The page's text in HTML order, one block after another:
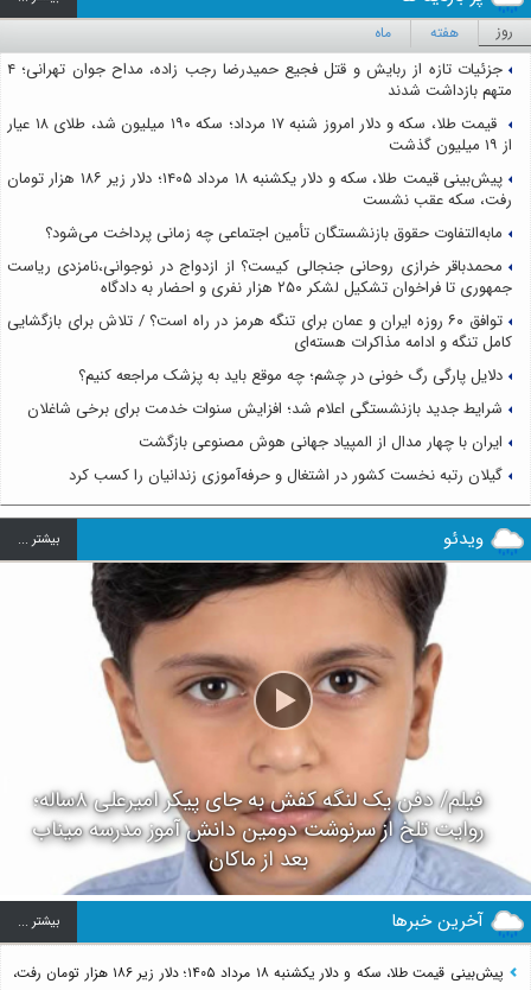
روز هفته ماه
جزئیات تازه از ربایش و قتل فجیع حمیدرضا رجب زاده، مداح جوان تهرانی؛ ۴
متهم بازداشت شدند
قیمت طلا، سکه و دلار امروز شنبه ۱۷ مرداد؛ سکه ۱۹۰ میلیون شد، طلای ۱۸ عیار
از ۱۹ میلیون گذشت
پیش‌بینی قیمت طلا، سکه و دلار یکشنبه ۱۸ مرداد ۱۴۰۵؛ دلار زیر ۱۸۶ هزار تومان
رفت، سکه عقب نشست
مابه‌التفاوت حقوق بازنشستگان تأمین اجتماعی چه زمانی پرداخت می‌شود؟
محمدباقر خرازی روحانی جنجالی کیست؟ از ازدواج در نوجوانی،نامزدی ریاست
جمهوری تا فراخوان تشکیل لشکر ۲۵۰ هزار نفری و احضار به دادگاه
توافق ۶۰ روزه ایران و عمان برای تنگه هرمز در راه است؟ / تلاش برای بازگشایی
کامل تنگه و ادامه مذاکرات هسته‌ای
دلایل پارگی رگ خونی در چشم؛ چه موقع باید به پزشک مراجعه کنیم؟
شرایط جدید بازنشستگی اعلام شد؛ افزایش سنوات خدمت برای برخی شاغلان
ایران با چهار مدال از المپیاد جهانی هوش مصنوعی بازگشت
گیلان رتبه نخست کشور در اشتغال و حرفه‌آموزی زندانیان را کسب کرد
ویدئو بيشتر ...
فیلم/ دفن یک لنگه کفش به جای پیکر امیرعلی ۸ساله؛
روایت تلخ از سرنوشت دومین دانش آموز مدرسه میناب
بعد از ماکان
آخرین خبرها بيشتر ...
پیش‌بینی قیمت طلا، سکه و دلار یکشنبه ۱۸ مرداد ۱۴۰۵؛ دلار زیر ۱۸۶ هزار تومان رفت،